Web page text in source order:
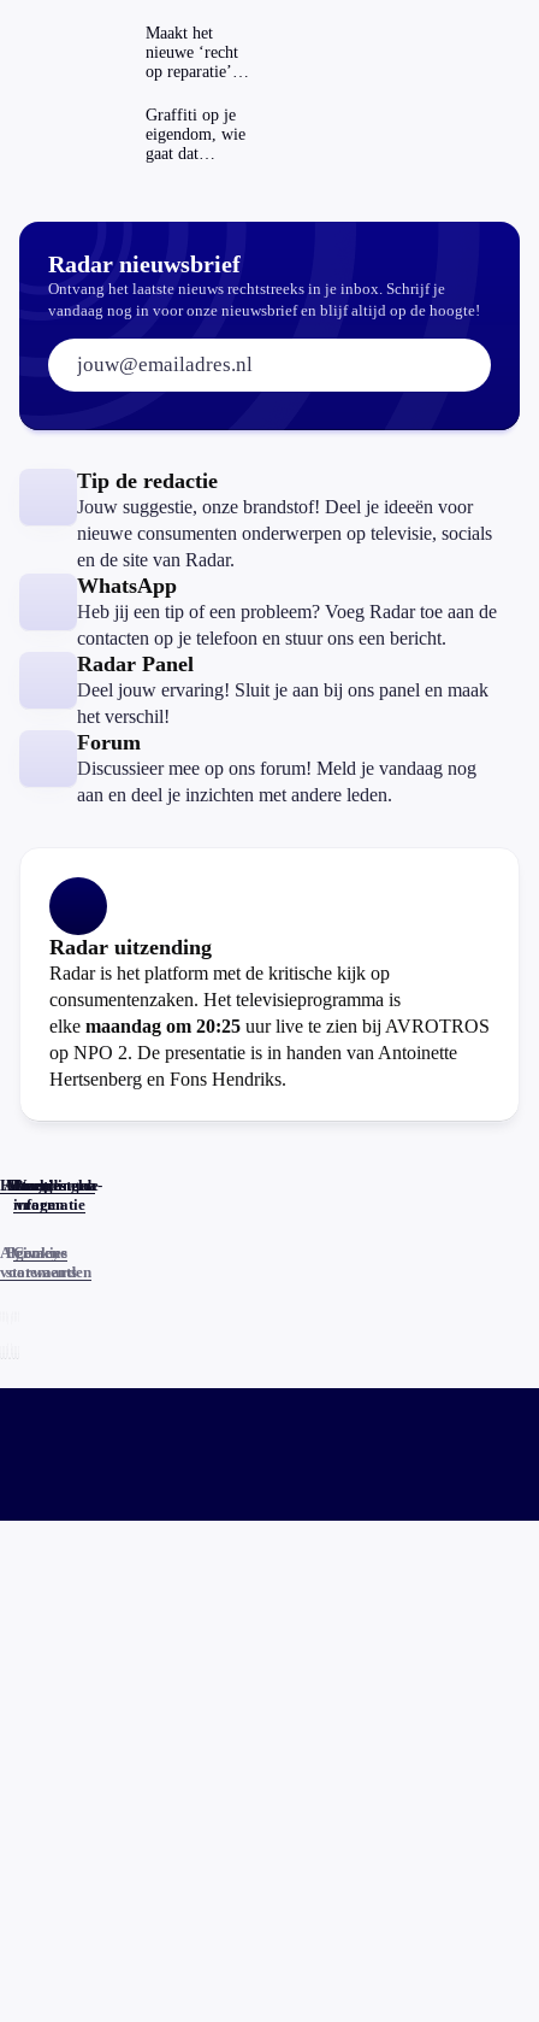
Maakt het
nieuwe ‘recht
op reparatie’
echt
aantrekkelijker?
Graffiti op je
eigendom, wie
gaat dat
Radar nieuwsbrief
Ontvang het laatste nieuws rechtstreeks in je inbox. Schrijf je
vandaag nog in voor onze nieuwsbrief en blijf altijd op de hoogte!
E-mailadres:
Tip de redactie
Jouw suggestie, onze brandstof! Deel je ideeën voor
nieuwe consumenten onderwerpen op televisie, socials
en de site van Radar.
WhatsApp
Heb jij een tip of een probleem? Voeg Radar toe aan de
contacten op je telefoon en stuur ons een bericht.
Radar Panel
Deel jouw ervaring! Sluit je aan bij ons panel en maak
het verschil!
Forum
Discussieer mee op ons forum! Meld je vandaag nog
aan en deel je inzichten met andere leden.
Radar uitzending
Radar is het platform met de kritische kijk op
consumentenzaken. Het televisieprogramma is
elke maandag om 20:25 uur live te zien bij AVROTROS
op NPO 2. De presentatie is in handen van Antoinette
Hertsenberg en Fons Hendriks.
Home
Actueel
Uitzendingen
Reacties
Programma-
informatie
Veelgestelde
vragen
Algemene
voorwaarden
Privacy
statements
Cookies